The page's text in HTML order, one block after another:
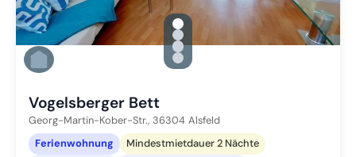
gallery.slide_selector
Zu Slide 1 wechseln
Zu Slide 2 wechseln
Zu Slide 3 wechseln
Zu Slide 4 wechseln
Vogelsberger Bett
Georg-Martin-Kober-Str., 36304 Alsfeld
Ferienwohnung
Mindestmietdauer 2 Nächte